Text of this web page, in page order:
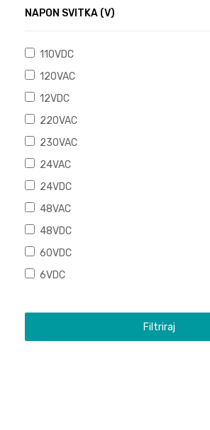
NAPON SVITKA (V)
110VDC
120VAC
12VDC
220VAC
230VAC
24VAC
24VDC
48VAC
48VDC
60VDC
6VDC
Filtriraj